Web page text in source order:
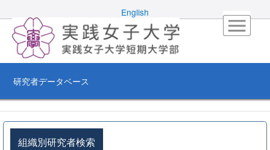
English
研究者データベース
組織別研究者検索